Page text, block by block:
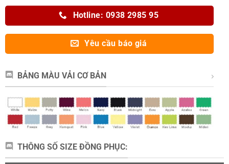
Hotline: 0938 2985 95
Yêu cầu báo giá
BẢNG MÀU VẢI CƠ BẢN
THÔNG SỐ SIZE ĐỒNG PHỤC: